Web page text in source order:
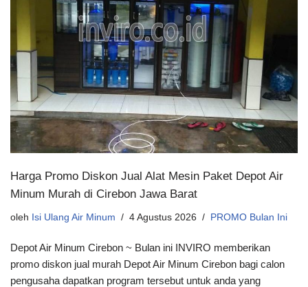
Harga Promo Diskon Jual Alat Mesin Paket Depot Air
Minum Murah di Cirebon Jawa Barat
oleh Isi Ulang Air Minum 4 Agustus 2026 PROMO Bulan Ini
Depot Air Minum Cirebon ~ Bulan ini INVIRO memberikan
promo diskon jual murah Depot Air Minum Cirebon bagi calon
pengusaha dapatkan program tersebut untuk anda yang